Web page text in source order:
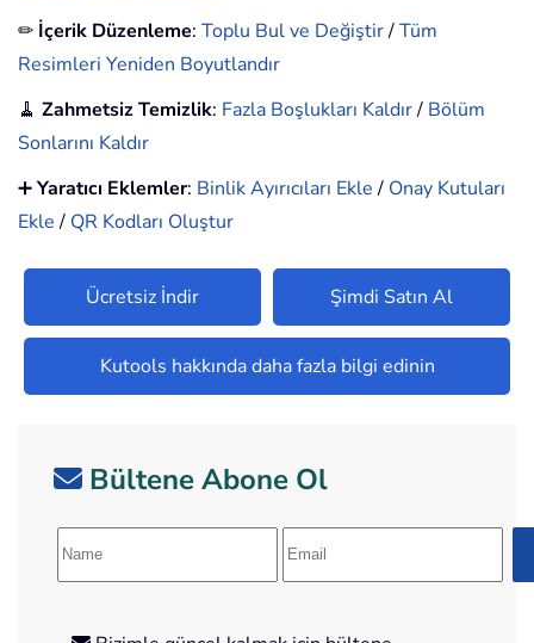
✏ İçerik Düzenleme: Toplu Bul ve Değiştir/Tüm
Resimleri Yeniden Boyutlandır
🧹 Zahmetsiz Temizlik: Fazla Boşlukları Kaldır/ Bölüm
Sonlarını Kaldır
➕Yaratıcı Eklemler: Binlik Ayırıcıları Ekle/ Onay Kutuları
Ekle/ QR Kodları Oluştur
Ücretsiz İndir Şimdi Satın Al
Kutools hakkında daha fazla bilgi edinin
Bültene Abone Ol